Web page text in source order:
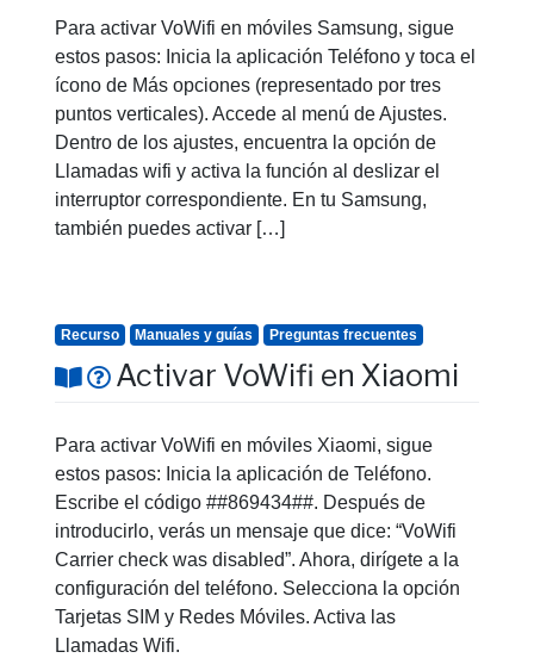
Para activar VoWifi en móviles Samsung, sigue
estos pasos: Inicia la aplicación Teléfono y toca el
ícono de Más opciones (representado por tres
puntos verticales). Accede al menú de Ajustes.
Dentro de los ajustes, encuentra la opción de
Llamadas wifi y activa la función al deslizar el
interruptor correspondiente. En tu Samsung,
también puedes activar […]
Recurso Manuales y guías Preguntas frecuentes
Activar VoWifi en Xiaomi
Para activar VoWifi en móviles Xiaomi, sigue
estos pasos: Inicia la aplicación de Teléfono.
Escribe el código ##869434##. Después de
introducirlo, verás un mensaje que dice: “VoWifi
Carrier check was disabled”. Ahora, dirígete a la
configuración del teléfono. Selecciona la opción
Tarjetas SIM y Redes Móviles. Activa las
Llamadas Wifi.